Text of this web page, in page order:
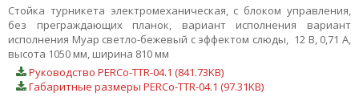
Стойка турникета электромеханическая, с блоком управления,
без преграждающих планок, вариант исполнения вариант
исполнения Муар светло-бежевый с эффектом слюды, 12 В, 0,71 А,
высота 1050 мм, ширина 810 мм
Руководство PERCo-TTR-04.1 (841.73KB)
Габаритные размеры PERCo-TTR-04.1 (97.31KB)